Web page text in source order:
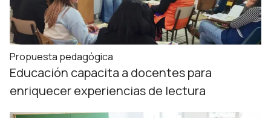
Propuesta pedagógica
Educación capacita a docentes para
enriquecer experiencias de lectura